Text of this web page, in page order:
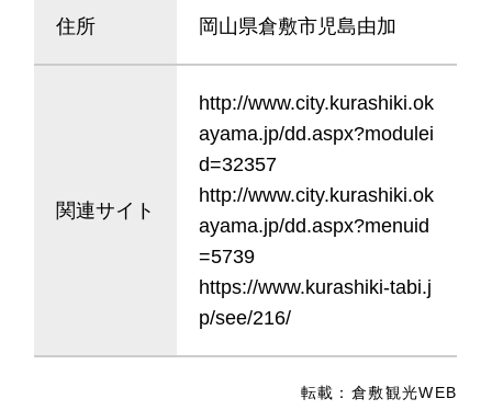
住所 岡山県倉敷市児島由加
関連サイト
http://www.city.kurashiki.ok
ayama.jp/dd.aspx?modulei
d=32357
http://www.city.kurashiki.ok
ayama.jp/dd.aspx?menuid
=5739
https://www.kurashiki-tabi.j
p/see/216/
転載： 倉敷観光WEB